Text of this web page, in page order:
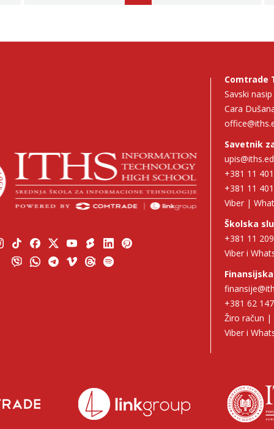
Comtrade
Savski
Cara
Savetnik
+381 11
+381 11
Viber |
Školska
+381 11
Viber i
+381 62
Žiro račun |
Viber i